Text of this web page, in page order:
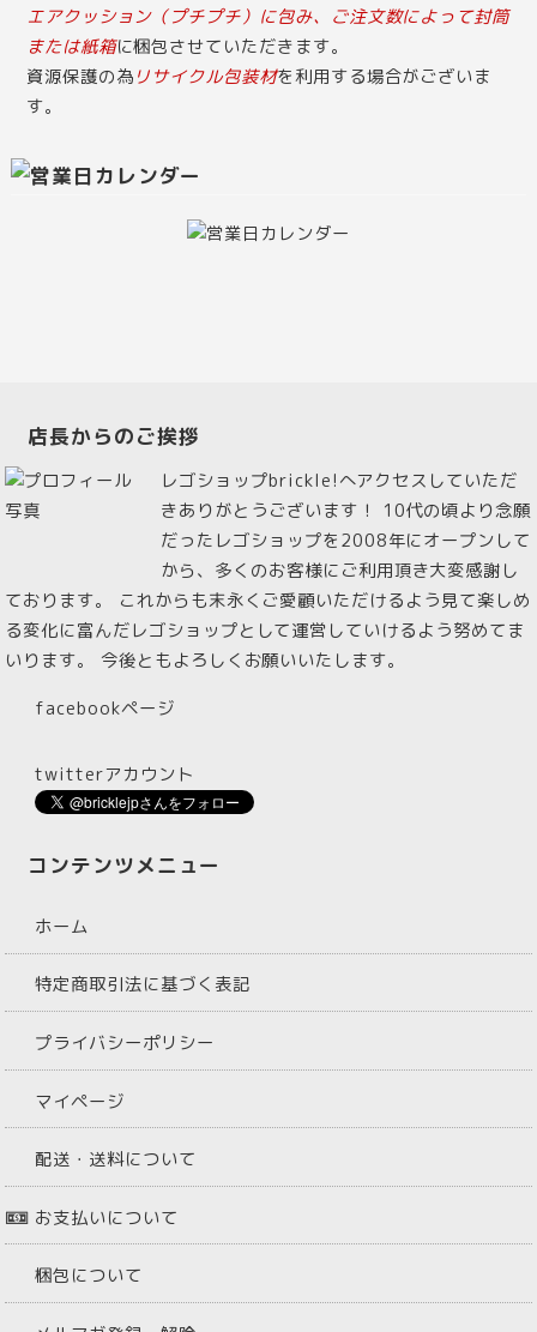
エアクッション（プチプチ）に包み、ご注文数によって封筒
または紙箱に梱包させていただきます。
資源保護の為 リサイクル包装材を利用する場合がございま
す。
店長からのご挨拶
レゴショップbrickle!へアクセスしていただ
きありがとうございます！ 10代の頃より念願
だったレゴショップを2008年にオープンして
から、多くのお客様にご利用頂き大変感謝し
ております。 これからも末永くご愛顧いただけるよう見て楽しめ
る変化に富んだレゴショップとして運営していけるよう努めてま
いります。 今後ともよろしくお願いいたします。
facebookページ
twitterアカウント
コンテンツメニュー
ホーム
特定商取引法に基づく表記
プライバシーポリシー
マイページ
配送・送料について
お支払いについて
梱包について